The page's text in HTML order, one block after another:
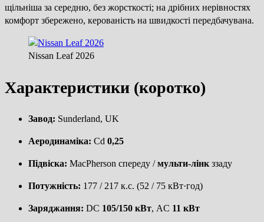
щільніша за середню, без жорсткості; на дрібних нерівностях
комфорт збережено, керованість на швидкості передбачувана.
Nissan Leaf 2026
Характеристики (коротко)
Завод: Sunderland, UK
Аеродинаміка: Cd 0,25
Підвіска: MacPherson спереду /мульти-лінк ззаду
Потужність: 177 / 217 к.с. (52 / 75 кВт·год)
Заряджання: DC 105/150 кВт, AC 11 кВт